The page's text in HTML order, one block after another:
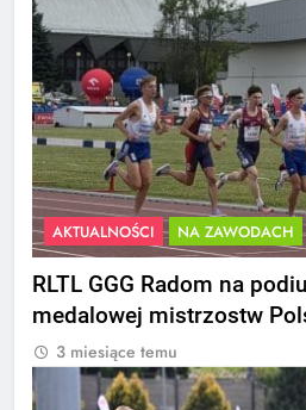
AKTUALNOŚCI NA ZAWODACH
RLTL GGG Radom na
medalowej mistrzostw
3 miesiące temu